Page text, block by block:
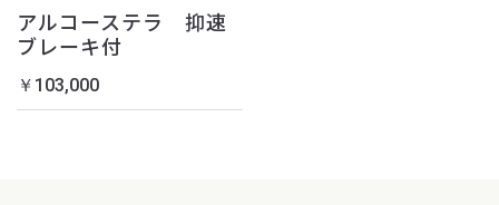
アルコーステラ 抑速
ブレーキ付
￥103,000